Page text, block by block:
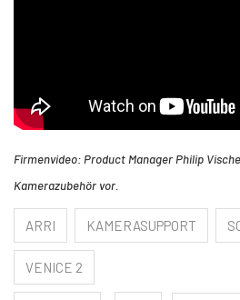
Firmenvideo: Product Manager Philip
Kamerazubehör vor.
ARRI KAMERASUPPORT
VENICE 2